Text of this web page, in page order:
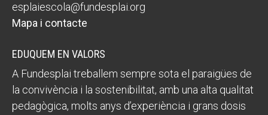
esplaiescola@fundesplai.org
Mapa i contacte
EDUQUEM EN VALORS
A Fundesplai treballem sempre sota el paraigües de
la convivència i la sostenibilitat, amb una alta qualitat
pedagògica, molts anys d’experiència i grans dosis